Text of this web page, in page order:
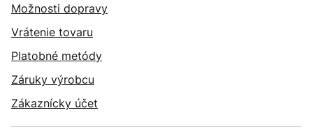
Možnosti dopravy
Vrátenie tovaru
Platobné metódy
Záruky výrobcu
Zákaznícky účet